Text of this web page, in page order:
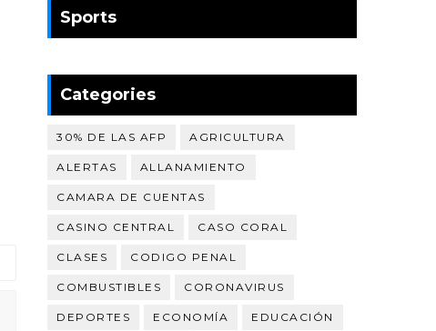
Sports
Categories
30% DE LAS AFP AGRICULTURA
ALERTAS ALLANAMIENTO
CAMARA DE CUENTAS
CASINO CENTRAL CASO CORAL
CLASES CODIGO PENAL
COMBUSTIBLES CORONAVIRUS
DEPORTES ECONOMÍA EDUCACIÓN